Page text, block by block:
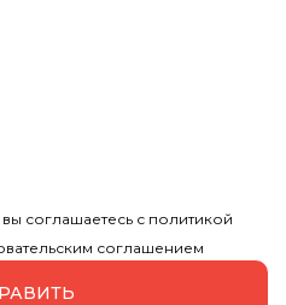
соглашаетесь с политикой
соглашением